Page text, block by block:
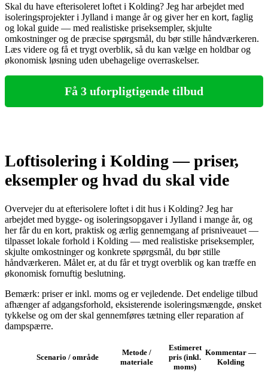
Skal du have efterisoleret loftet i Kolding? Jeg har arbejdet med
isoleringsprojekter i Jylland i mange år og giver her en kort, faglig
og lokal guide — med realistiske priseksempler, skjulte
omkostninger og de præcise spørgsmål, du bør stille håndværkeren.
Læs videre og få et trygt overblik, så du kan vælge en holdbar og
økonomisk løsning uden ubehagelige overraskelser.
Få 3 uforpligtigende tilbud
Loftisolering i Kolding — priser,
eksempler og hvad du skal vide
Overvejer du at efterisolere loftet i dit hus i Kolding? Jeg har
arbejdet med bygge- og isoleringsopgaver i Jylland i mange år, og
her får du en kort, praktisk og ærlig gennemgang af prisniveauet —
tilpasset lokale forhold i Kolding — med realistiske priseksempler,
skjulte omkostninger og konkrete spørgsmål, du bør stille
håndværkeren. Målet er, at du får et trygt overblik og kan træffe en
økonomisk fornuftig beslutning.
Bemærk: priser er inkl. moms og er vejledende. Det endelige tilbud
afhænger af adgangsforhold, eksisterende isoleringsmængde, ønsket
tykkelse og om der skal gennemføres tætning eller reparation af
dampspærre.
Scenario / område
Metode /
materiale
Estimeret
pris (inkl.
moms)
Kommentar —
Kolding